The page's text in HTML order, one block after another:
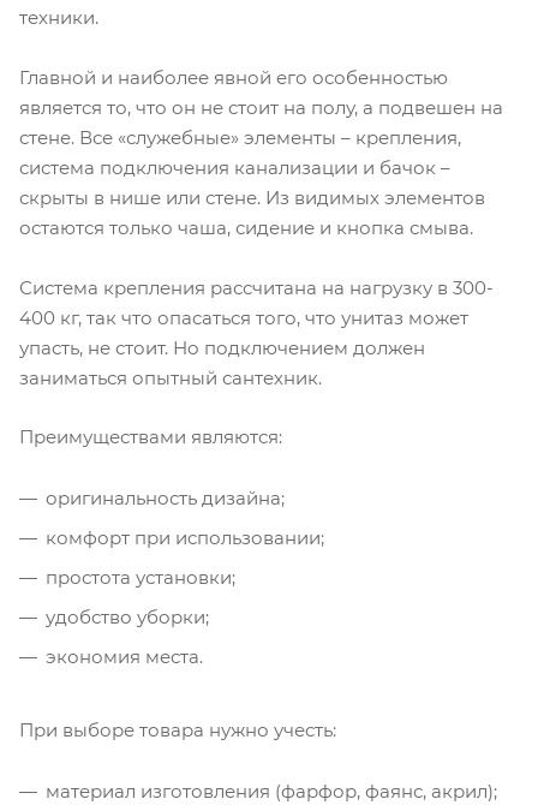
техники.
Главной и наиболее явной его особенностью
является то, что он не стоит на полу, а подвешен на
стене. Все «служебные» элементы – крепления,
система подключения канализации и бачок –
скрыты в нише или стене. Из видимых элементов
остаются только чаша, сидение и кнопка смыва.
Система крепления рассчитана на нагрузку в 300-
400 кг, так что опасаться того, что унитаз может
упасть, не стоит. Но подключением должен
заниматься опытный сантехник.
Преимуществами являются:
оригинальность дизайна;
комфорт при использовании;
простота установки;
удобство уборки;
экономия места.
При выборе товара нужно учесть:
материал изготовления (фарфор, фаянс, акрил);